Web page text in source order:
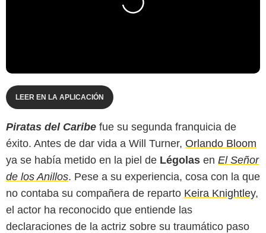
LEER EN LA APLICACIÓN
Piratas del Caribe fue su segunda franquicia de
éxito. Antes de dar vida a Will Turner, Orlando Bloom
ya se había metido en la piel de Légolas en El Señor
de los Anillos. Pese a su experiencia, cosa con la que
no contaba su compañera de reparto Keira Knightley,
el actor ha reconocido que entiende las
declaraciones de la actriz sobre su traumático paso